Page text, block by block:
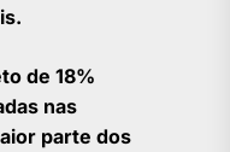
de 18%
nas
parte dos